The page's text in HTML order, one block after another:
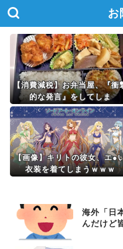
お
【消費減税】お弁当屋、『衝
的な発言』をしてしま
う・・・・・・
【画像】キリトの彼女、エ●
衣装を着てしまうｗｗｗ
海外「日
んだけど